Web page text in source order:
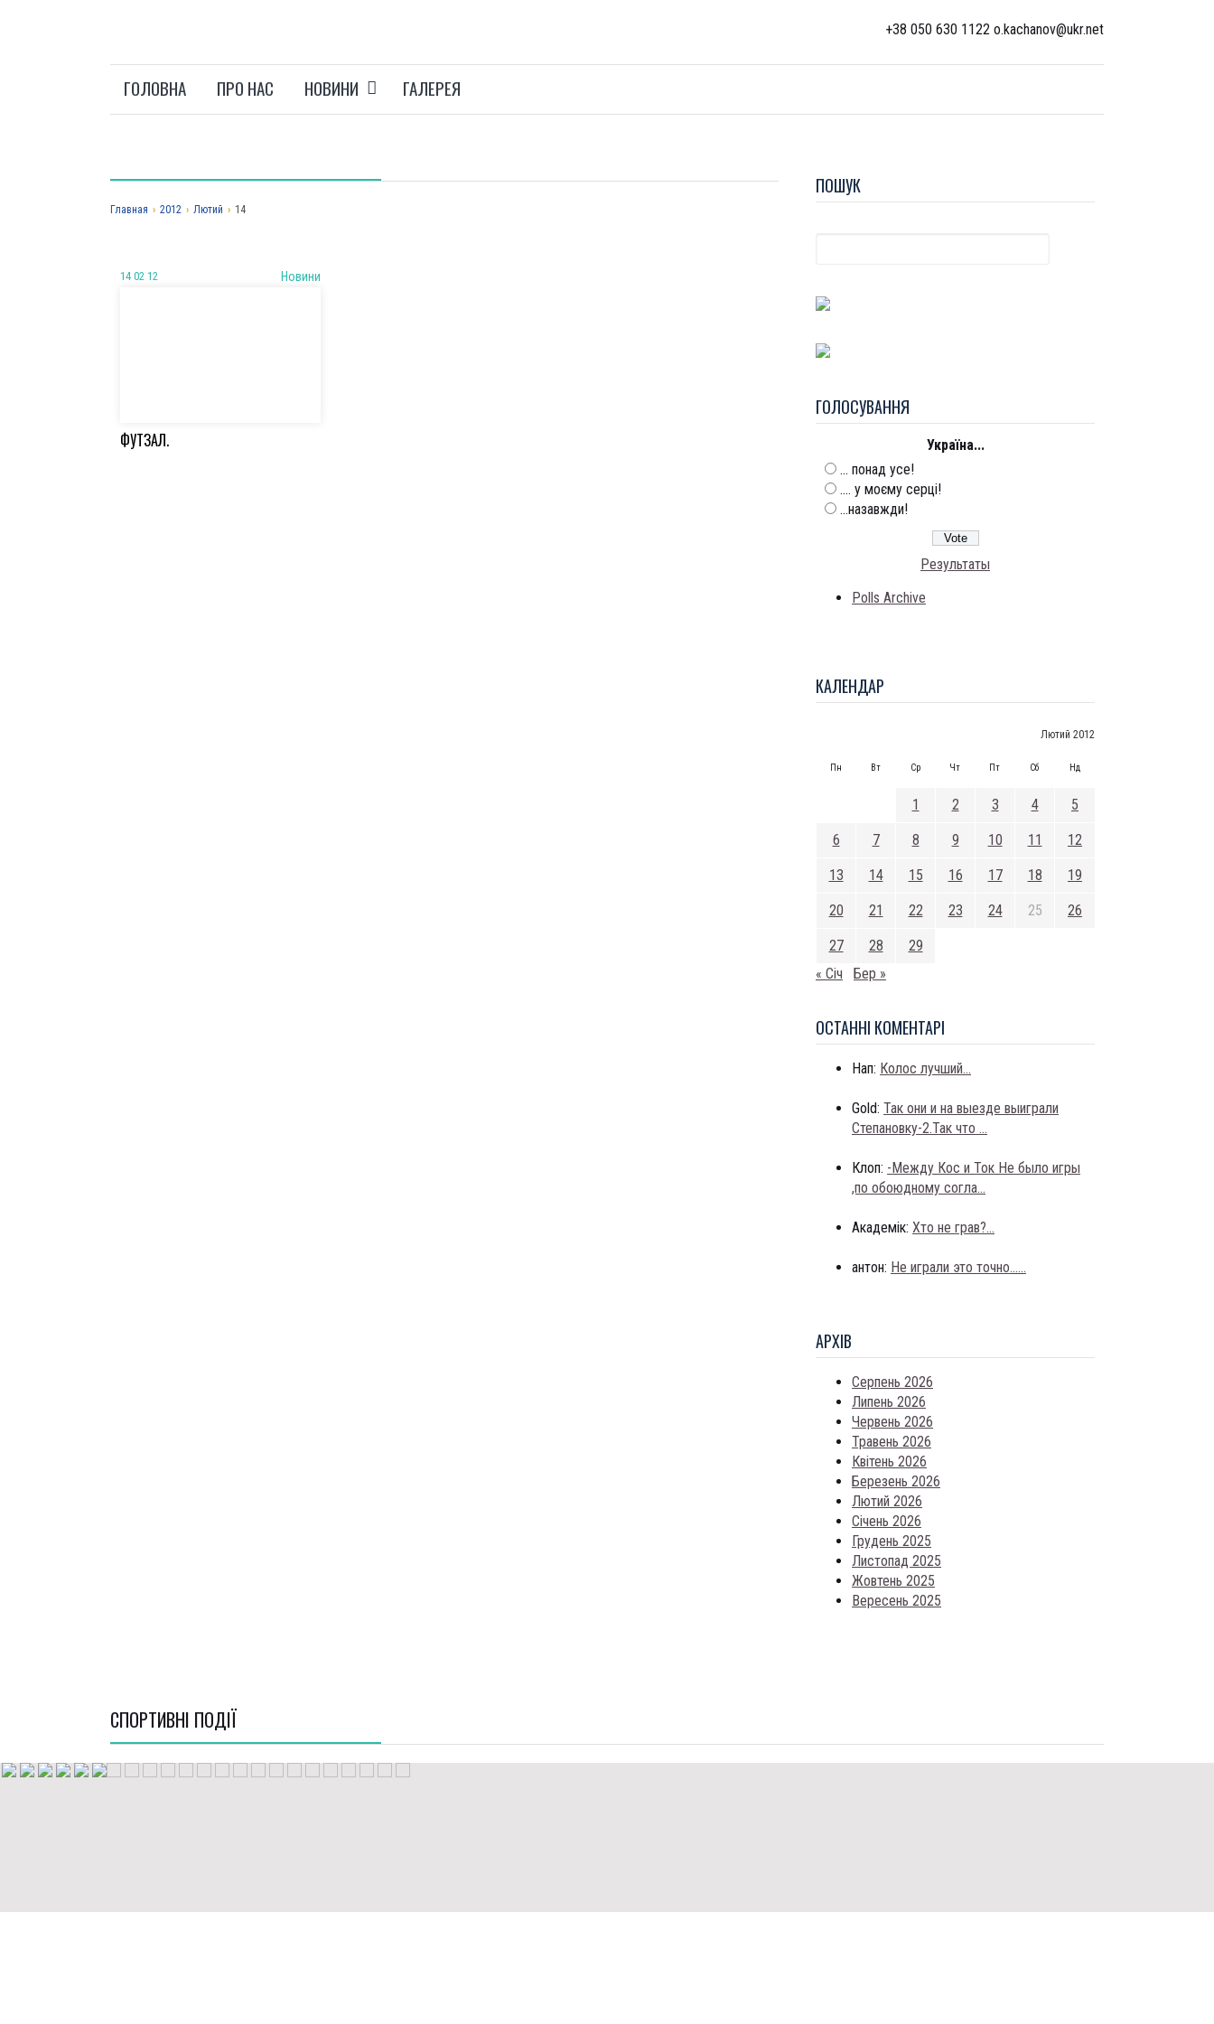
+38 050 630 1122 o.kachanov@ukr.net
ГОЛОВНА ПРО НАС НОВИНИ ГАЛЕРЕЯ
ПОШУК
ГОЛОСУВАННЯ
Україна...
... понад усе!
.... у моєму серці!
...назавжди!
Результаты
Polls Archive
КАЛЕНДАР
Лютий 2012
Пн Вт Ср Чт Пт Сб Нд
1 2 3 4 5
6 7 8 9 10 11 12
13 14 15 16 17 18 19
20 21 22 23 24 25 26
27 28
29
« Січ
Бер »
ОСТАННI КОМЕНТАРI
Нап: Колос лучший...
Gold: Так они и на выезде выиграли
Степановку-2.Так что ...
Клоп: -Между Кос и Ток Не было игры
,по обоюдному согла...
Академік: Хто не грав?...
антон: Не играли это точно......
АРХIВ
Серпень 2026
Липень 2026
Червень 2026
Травень 2026
Квітень 2026
Березень 2026
Лютий 2026
Січень 2026
Грудень 2025
Листопад 2025
Жовтень 2025
Вересень 2025
Главная › 2012 › Лютий › 14
14 02 12 Новини
ФУТЗАЛ.
СПОРТИВНI ПОДІЇ